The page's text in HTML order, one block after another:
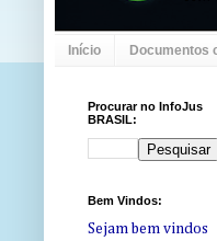
Início Documentos
Procurar no InfoJus
BRASIL:
Bem Vindos:
Sejam bem vindos